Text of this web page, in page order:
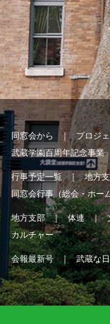
同窓会から プロジ
武蔵学園百周年記念事業
行事予定一覧 地方
同窓会行事（総会・ホー
地方支部 体連
カルチャー
会報最新号 武蔵な